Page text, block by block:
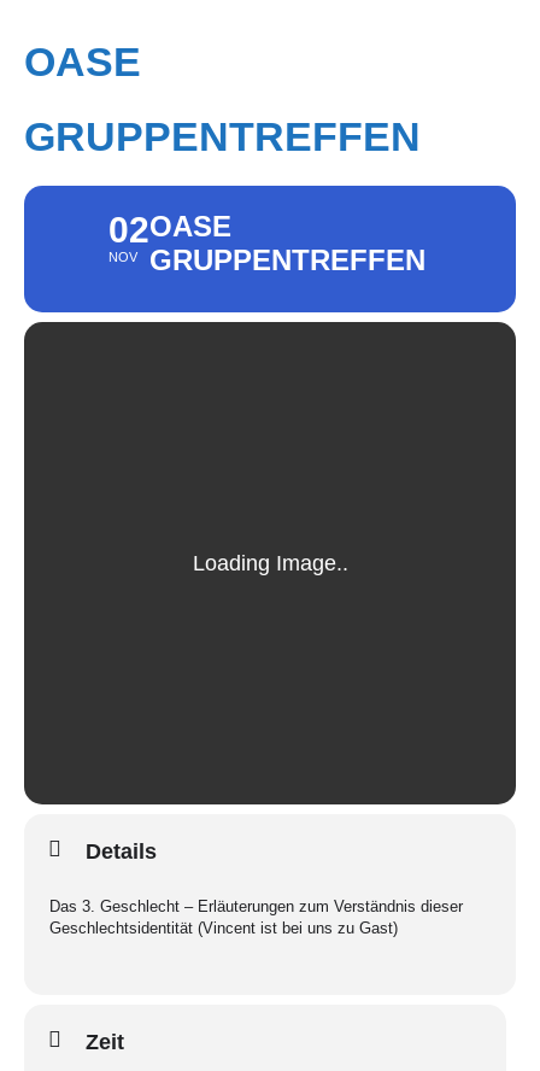
OASE
GRUPPENTREFFEN
02
NOV
OASE
GRUPPENTREFFEN
Details
Das 3. Geschlecht – Erläuterungen zum Verständnis dieser
Geschlechtsidentität (Vincent ist bei uns zu Gast)
Zeit